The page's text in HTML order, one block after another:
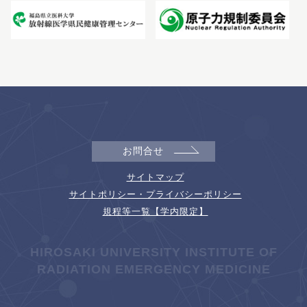
お問合せ
サイトマップ
サイトポリシー・プライバシーポリシー
規程等一覧【学内限定】
HIROSAKI UNIVERSITY INSTITUTE OF
RADIATION EMERGENCY MEDICINE